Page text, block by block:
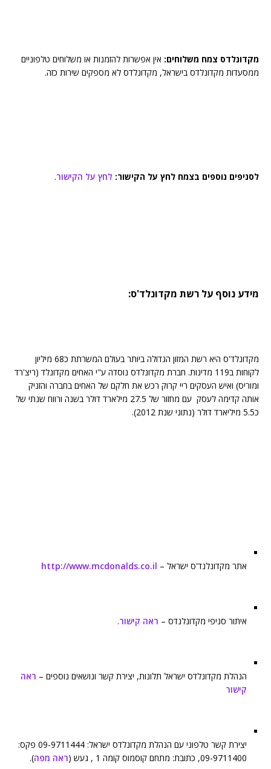
מקדונלדס צמח משלוחים: אין אפשרות להזמנות או משלוחים טלפוניים
ממסעדות מקדונלדס בישראל, מקדונלדס לא מספקים שירות כזה.
לסניפים נוספים בצמח לחץ על הקישור: לחץ על הקישור.
מידע נוסף על רשת מקדונלד'ס:
מקדונלד'ס היא רשת המזון הגדולה ביותר בעולם המשרתת כ68 מיליון
לקוחות ב119 מדינות. חברת מקדונלדס נוסדה ע"י האחים מקדונלד (ריצ'רד
ומוריס) ואיש העסקים ריי קרוק רכש את חלקם של האחים בחברה והזניק
אותה קדימה לעסק עם מחזור של 27.5 מילארד דולר בשנה ורווח שנתי של
כ5.5 מיליארד דולר (נתוני שנת 2012).
אתר מקדונלנד'ס ישראל – http://www.mcdonalds.co.il
איתור סניפי מקדונלנדס – ראה קישור.
הנהלת מקדונלדס ישראל תלונות, יצירת קשר ונושאים נוספים – ראה
קישור
יצירת קשר טלפוני עם הנהלת מקדונלדס ישראל: 09-9711444 פקס:
09-9711400, כתובת: מתחם קוסמוס קומה 1 , געש (
ראה מפה).